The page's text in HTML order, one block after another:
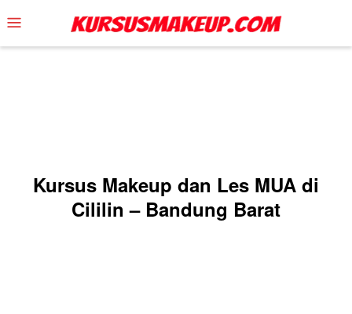
to
content
Mobile
Menu
Kursus Makeup dan Les MUA di
Cililin – Bandung Barat